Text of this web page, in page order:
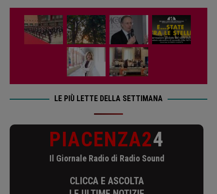
LE PIÙ LETTE DELLA SETTIMANA
PIACENZA24
Il Giornale Radio di Radio Sound
CLICCA E ASCOLTA